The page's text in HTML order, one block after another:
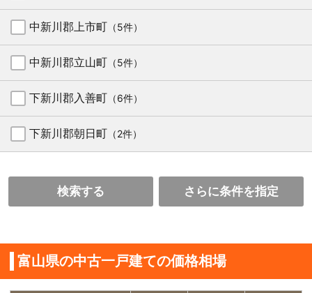
中新川郡上市町 （5件）
中新川郡立山町 （5件）
下新川郡入善町 （6件）
下新川郡朝日町 （2件）
検索する さらに条件を指定
富山県の中古一戸建ての価格相場